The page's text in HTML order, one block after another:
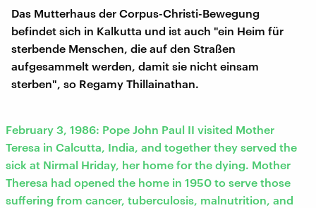
Das Mutterhaus der Corpus-Christi-Bewegung
befindet sich in Kalkutta und ist auch "ein Heim für
sterbende Menschen, die auf den Straßen
aufgesammelt werden, damit sie nicht einsam
sterben", so Regamy Thillainathan.
February 3, 1986: Pope John Paul II visited Mother
Teresa in Calcutta, India, and together they served the
sick at Nirmal Hriday, her home for the dying. Mother
Theresa had opened the home in 1950 to serve those
suffering from cancer, tuberculosis, malnutrition, and